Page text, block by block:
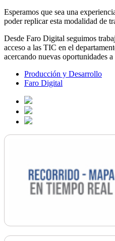
Esperamos que sea una
poder replicar esta modalidad de
Desde Faro Digital seguimos
acceso a las TIC en el
acercando nuevas oportunidades
Producción y Desarrollo
Faro Digital